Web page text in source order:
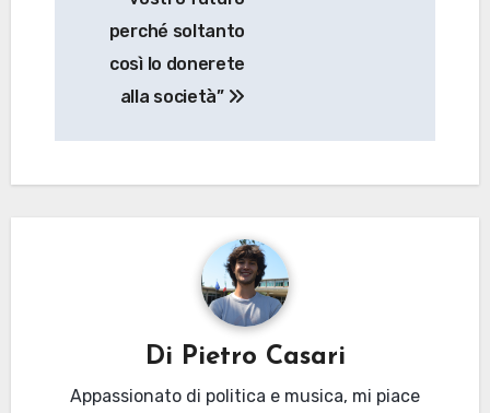
perché soltanto
così lo donerete
alla società”
Di Pietro Casari
Appassionato di politica e musica, mi piace